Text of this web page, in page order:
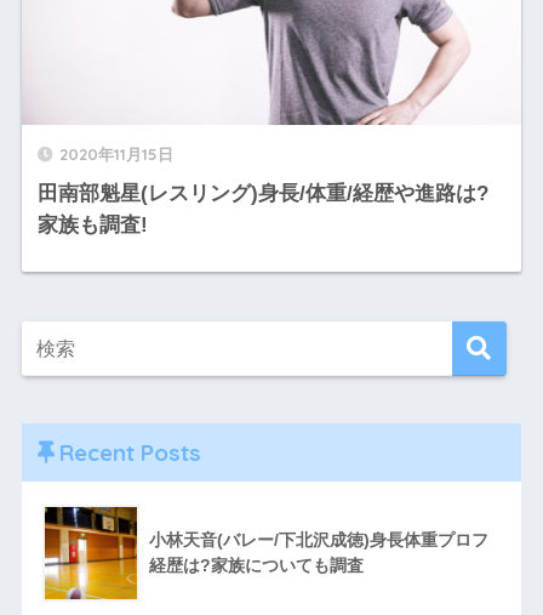
2020年11月15日
田南部魁星(レスリング)身長/体重/経歴や進路は?
家族も調査!
Recent Posts
小林天音(バレー/下北沢成徳)身長体重プロフ
経歴は?家族についても調査